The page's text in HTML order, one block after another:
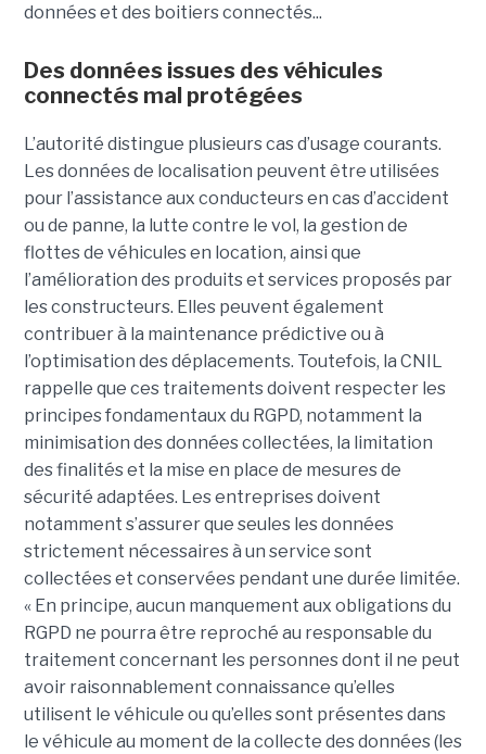
données et des boitiers connectés...
Des données issues des véhicules
connectés mal protégées
L’autorité distingue plusieurs cas d’usage courants.
Les données de localisation peuvent être utilisées
pour l’assistance aux conducteurs en cas d’accident
ou de panne, la lutte contre le vol, la gestion de
flottes de véhicules en location, ainsi que
l’amélioration des produits et services proposés par
les constructeurs. Elles peuvent également
contribuer à la maintenance prédictive ou à
l’optimisation des déplacements. Toutefois, la CNIL
rappelle que ces traitements doivent respecter les
principes fondamentaux du RGPD, notamment la
minimisation des données collectées, la limitation
des finalités et la mise en place de mesures de
sécurité adaptées. Les entreprises doivent
notamment s’assurer que seules les données
strictement nécessaires à un service sont
collectées et conservées pendant une durée limitée.
« En principe, aucun manquement aux obligations du
RGPD ne pourra être reproché au responsable du
traitement concernant les personnes dont il ne peut
avoir raisonnablement connaissance qu’elles
utilisent le véhicule ou qu’elles sont présentes dans
le véhicule au moment de la collecte des données (les